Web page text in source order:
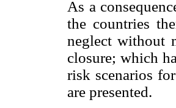
As a
the countries
neglect without
closure; which
risk scenarios
are presented.